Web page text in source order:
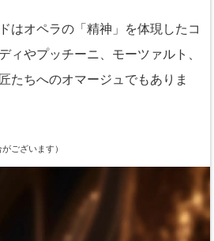
はオペラの「精神」を体現したコ
ィやプッチーニ、モーツァルト、
たちへのオマージュでもありま
ございます）